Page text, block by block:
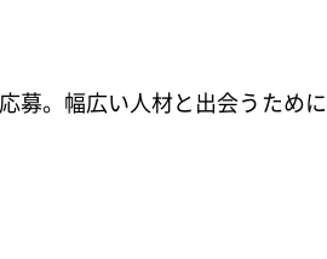
募。幅広い人材と出会うために